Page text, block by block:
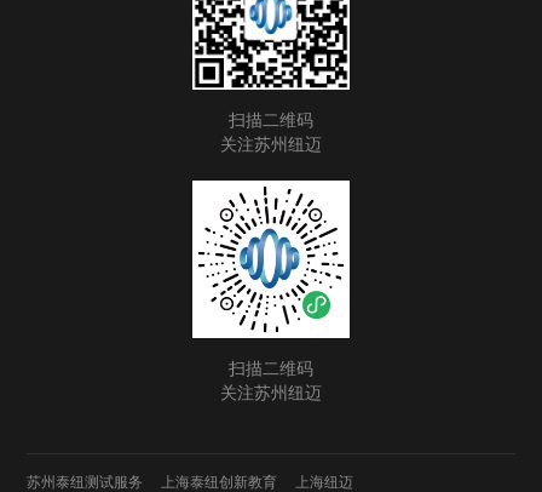
扫描二维码
关注苏州纽迈
扫描二维码
关注苏州纽迈
苏州泰纽测试服务 上海泰纽创新教育 上海纽迈